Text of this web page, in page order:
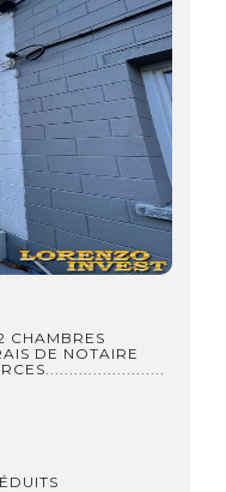
CHAMBRES
DE NOTAIRE